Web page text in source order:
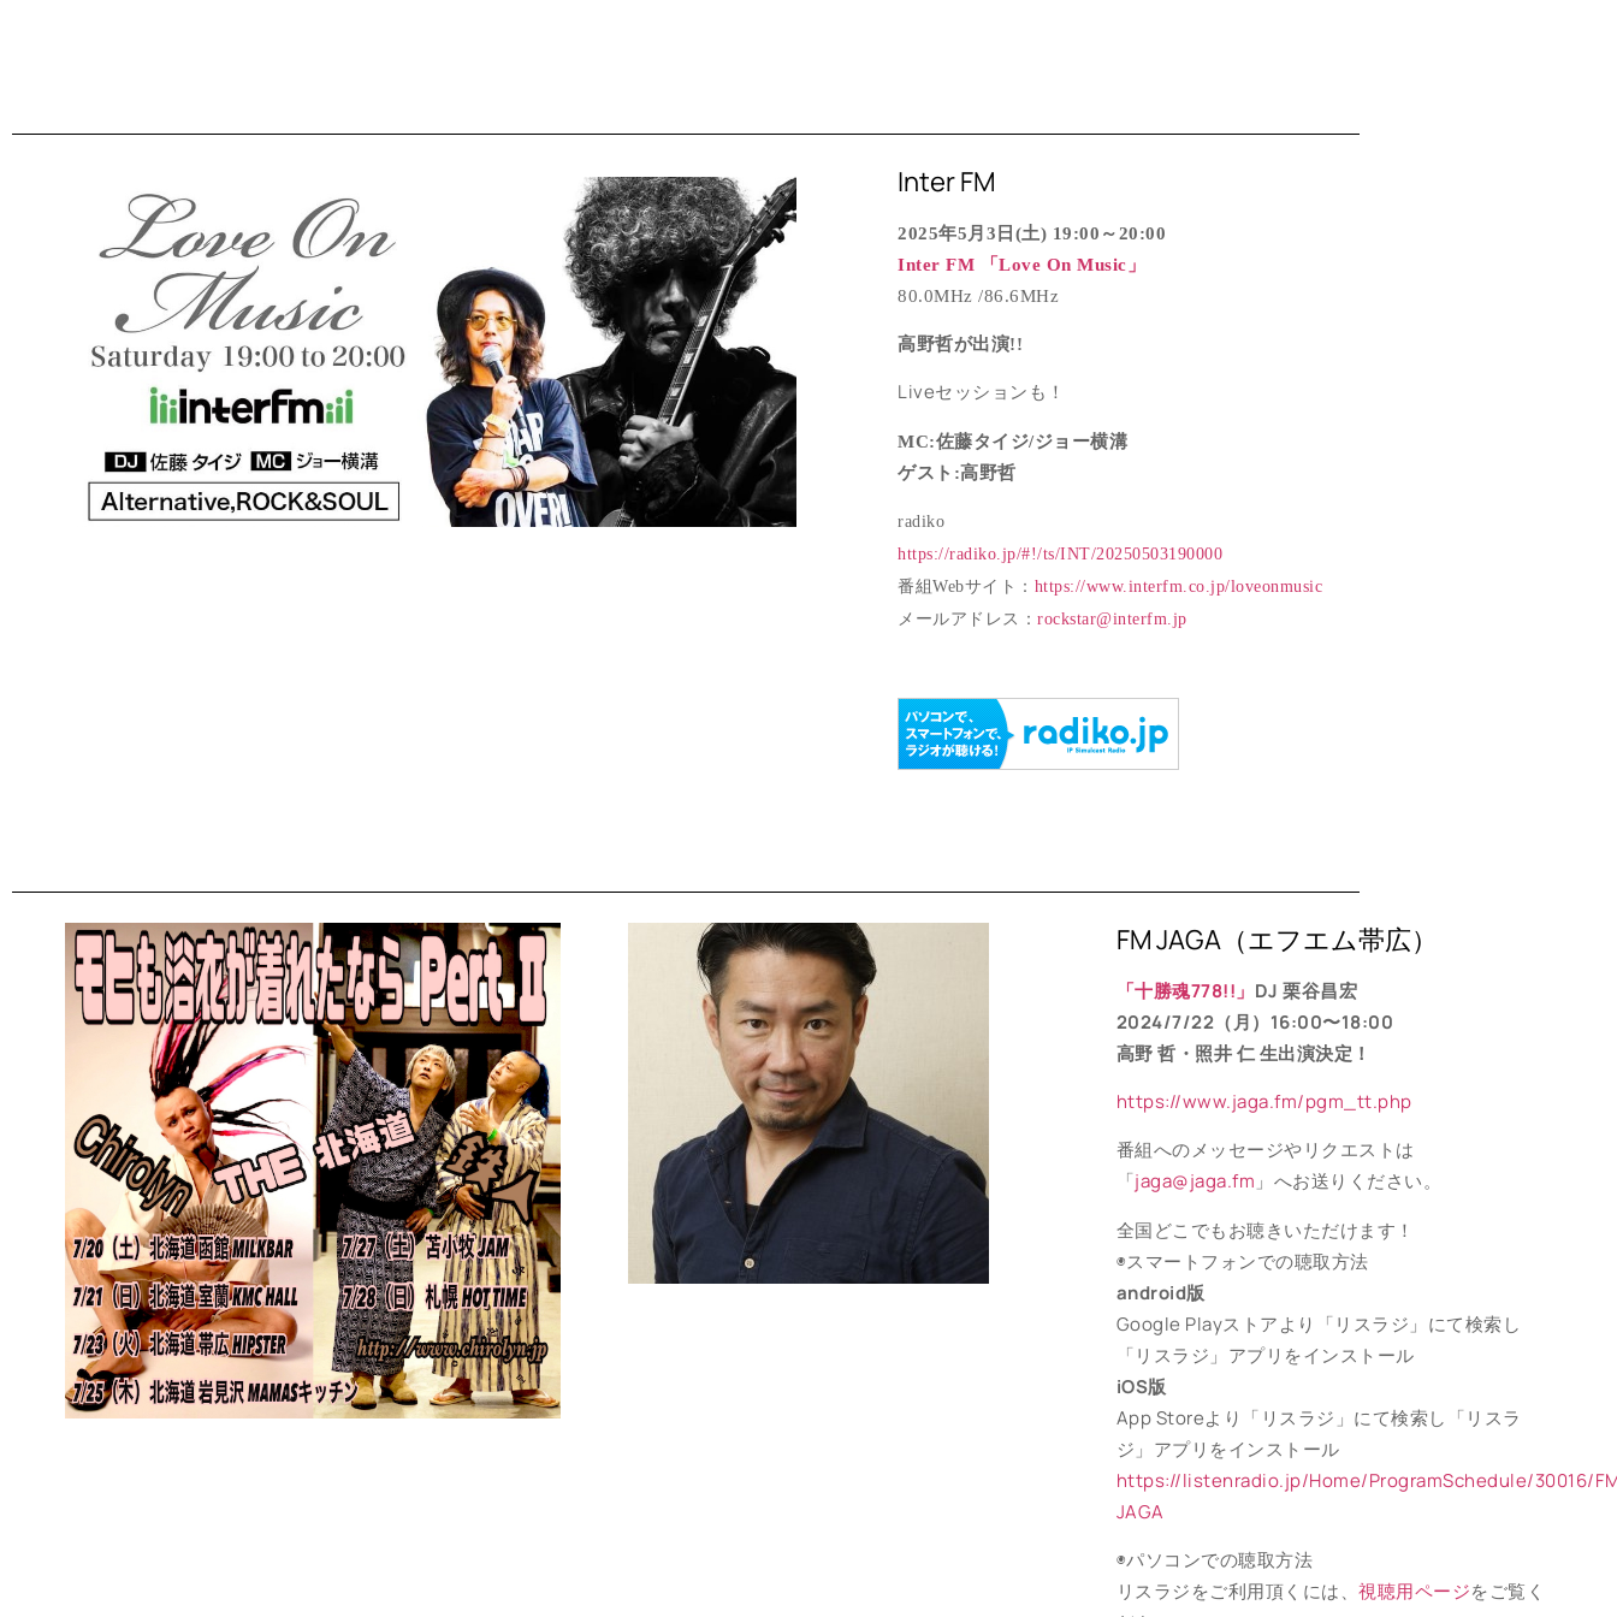
Inter FM
2025年5月3日(土) 19:00～20:00
Inter FM 「Love On Music」
80.0MHz /86.6MHz
高野哲が出演!!
Liveセッションも！
MC:佐藤タイジ/ジョー横溝
ゲスト:高野哲
radiko
https://radiko.jp/#!/ts/INT/20250503190000
番組Webサイト： https://www.interfm.co.jp/loveonmusic
メールアドレス：rockstar@interfm.jp
FM JAGA（エフエム帯広）
「十勝魂778!!」 DJ 栗谷昌宏
2024/7/22（月）16:00〜18:00
高野 哲・照井 仁 生出演決定！
https://www.jaga.fm/pgm_tt.php
番組へのメッセージやリクエストは
「jaga@jaga.fm」へお送りください。
全国どこでもお聴きいただけます！
◉スマートフォンでの聴取方法
android版
Google Playストアより「リスラジ」にて検索し
「リスラジ」アプリをインストール
iOS版
App Storeより「リスラジ」にて検索し「リスラ
ジ」アプリをインストール
https://listenradio.jp/Home/ProgramSchedule/30016/
JAGA
◉パソコンでの聴取方法
リスラジをご利用頂くには、視聴用ページをご覧く